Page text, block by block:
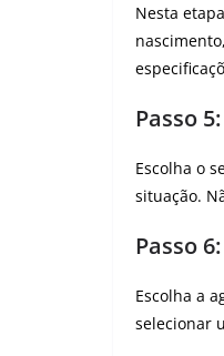
Nesta
Passo
Escolha o
situação.
Passo
Escolha a
selecionar